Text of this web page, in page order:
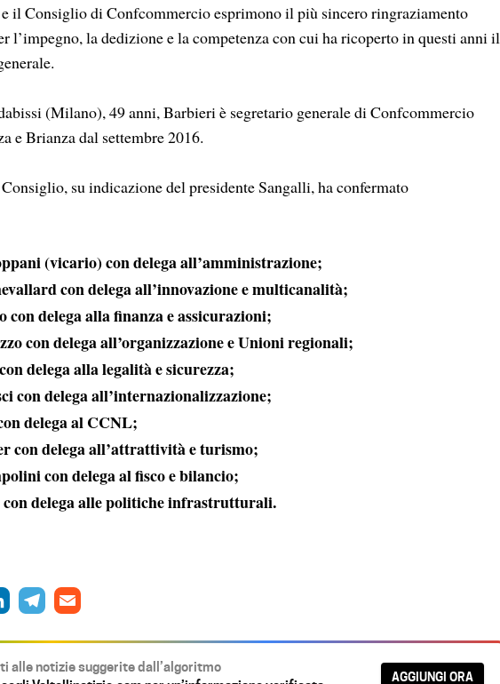
il Consiglio di Confcommercio esprimono il più sincero ringraziamento
l’impegno, la dedizione e la competenza con cui ha ricoperto in questi anni il
(Milano), 49 anni, Barbieri è segretario generale di Confcommercio
e Brianza dal settembre 2016.
su indicazione del presidente Sangalli, ha confermato
(vicario) con delega all’amministrazione;
con delega all’innovazione e multicanalità;
delega alla finanza e assicurazioni;
con delega all’organizzazione e Unioni regionali;
delega alla legalità e sicurezza;
con delega all’internazionalizzazione;
delega al CCNL;
con delega all’attrattività e turismo;
con delega al fisco e bilancio;
con delega alle politiche infrastrutturali.
k
e
i
alle notizie suggerite dall’algoritmo
AGGIUNGI ORA